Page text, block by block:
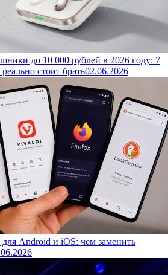
до 10 000 рублей в 2026 году: 7
стоит брать02.06.2026
Android и iOS: чем заменить